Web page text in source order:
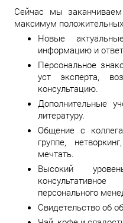
Сейчас мы
максимум
Новые
информацию и
Персональное
уст эксперта,
консультацию.
Дополнительные
литературу.
Общение с
группе,
мечтать.
Высокий
персонального
Свидетельство об